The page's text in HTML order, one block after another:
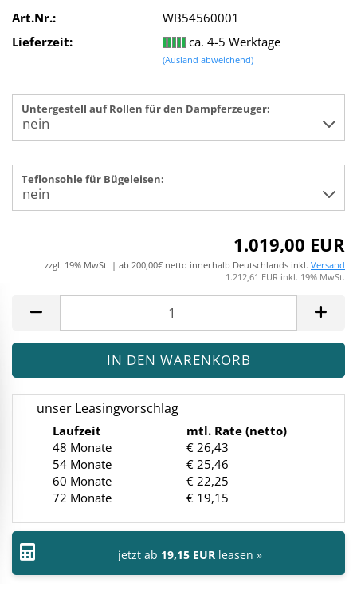
Art.Nr.:
WB54560001
Lieferzeit:
ca. 4-5 Werktage
(Ausland abweichend)
Untergestell auf Rollen für den Dampferzeuger:
Teflonsohle für Bügeleisen:
1.019,00 EUR
zzgl. 19% MwSt. | ab 200,00€ netto innerhalb Deutschlands inkl. Versand
1.212,61 EUR inkl. 19% MwSt.
unser Leasingvorschlag
Laufzeit
mtl. Rate (netto)
48 Monate
€ 26,43
54 Monate
€ 25,46
60 Monate
€ 22,25
72 Monate
€ 19,15
jetzt ab 19,15 EUR leasen »